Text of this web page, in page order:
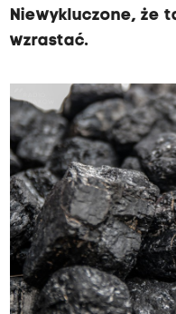
Niewykluczone, że
wzrastać.